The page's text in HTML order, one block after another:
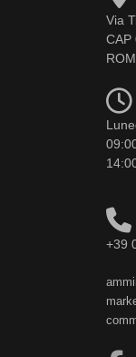
Via
CAP
+39